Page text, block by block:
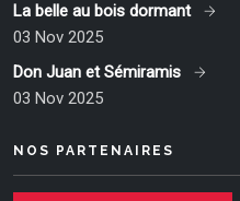
La belle au bois dormant
03 Nov 2025
Don Juan et Sémiramis
03 Nov 2025
NOS PARTENAIRES